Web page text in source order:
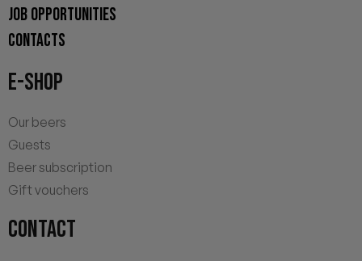
JOB OPPORTUNITIES
CONTACTS
E-SHOP
Our beers
Guests
Beer subscription
Gift vouchers
CONTACT